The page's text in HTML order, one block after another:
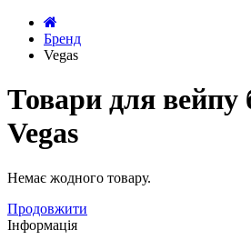
Бренд
Vegas
Товари для вейпу
Vegas
Немає жодного товару.
Продовжити
Інформація